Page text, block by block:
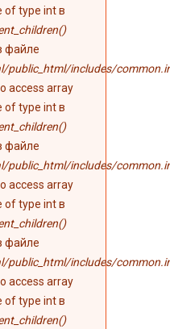
of type int в
файле
public_html/includes/
access array
of type int в
файле
public_html/includes/
access array
of type int в
файле
public_html/includes/
access array
of type int в